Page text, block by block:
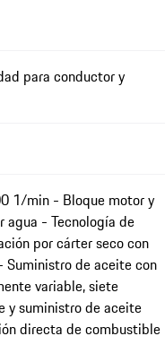
para conductor y
1/min - Bloque motor y
agua - Tecnología de
por cárter seco con
de aceite con
variable, siete
y suministro de aceite
directa de combustible